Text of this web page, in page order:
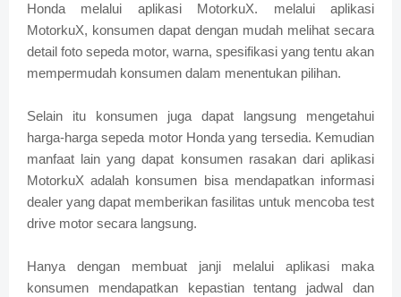
Honda melalui aplikasi MotorkuX. melalui aplikasi
MotorkuX, konsumen dapat dengan mudah melihat secara
detail foto sepeda motor, warna, spesifikasi yang tentu akan
mempermudah konsumen dalam menentukan pilihan.
Selain itu konsumen juga dapat langsung mengetahui
harga-harga sepeda motor Honda yang tersedia. Kemudian
manfaat lain yang dapat konsumen rasakan dari aplikasi
MotorkuX adalah konsumen bisa mendapatkan informasi
dealer yang dapat memberikan fasilitas untuk mencoba test
drive motor secara langsung.
Hanya dengan membuat janji melalui aplikasi maka
konsumen mendapatkan kepastian tentang jadwal dan